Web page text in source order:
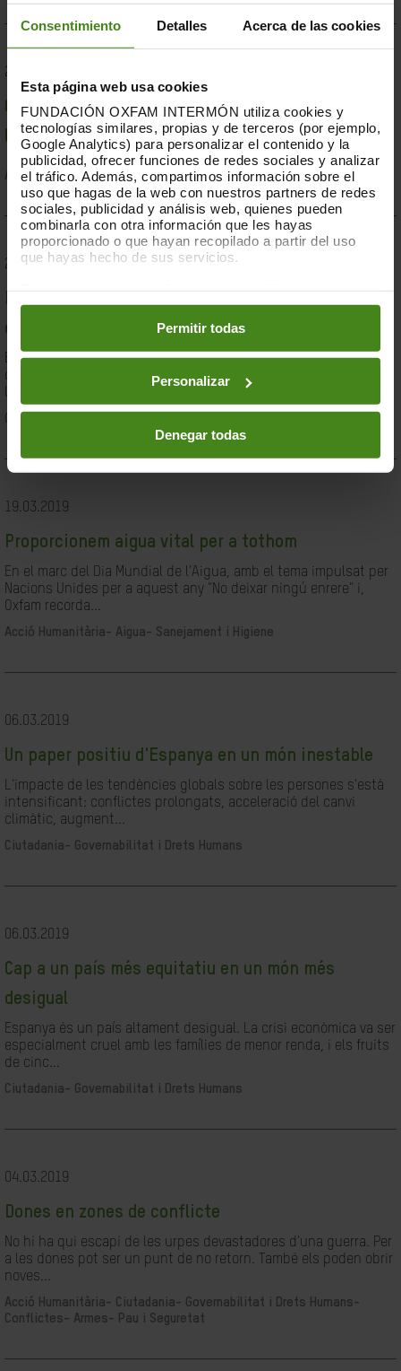
Consentimiento Detalles Acerca de las cookies
Esta página web usa cookies
FUNDACIÓN OXFAM INTERMÓN utiliza cookies y
tecnologías similares, propias y de terceros (por ejemplo,
Google Analytics) para personalizar el contenido y la
publicidad, ofrecer funciones de redes sociales y analizar
el tráfico. Además, compartimos información sobre el
uso que hagas de la web con nuestros partners de redes
sociales, publicidad y análisis web, quienes pueden
combinarla con otra información que les hayas
proporcionado o que hayan recopilado a partir del uso
que hayas hecho de sus servicios.
preferencias accediendo a nuestraPolítica de Cookieso
en los botones facilitados a continuación:
Permitir todas
Personalizar
Denegar todas
23.07.2019
Compromesos o complaents: una resposta fallida a
la crisi per sequera a la Banya d'Àfrica de 2019
Acció Humanitària-Resiliència i Mitjans de Vida
28.03.2019
desigualtat a Espanya
En el marc de la lluita contra la desigualtat, Oxfam Intermón ha
desenvolupat una eina d'anàlisi estructural de les causes de
la...
Ciutadania- Governabilitat i Drets Humans
19.03.2019
Proporcionem aigua vital per a tothom
En el marc del Dia Mundial de l'Aigua, amb el tema impulsat per
Nacions Unides per a aquest any "No deixar ningú enrere" i,
Oxfam recorda...
Acció Humanitària- Aigua- Sanejament i Higiene
06.03.2019
Un paper positiu d'Espanya en un món inestable
L'impacte de les tendències globals sobre les persones s'està
intensificant: conflictes prolongats, acceleració del canvi
climàtic, augment...
Ciutadania- Governabilitat i Drets Humans
06.03.2019
Cap a un país més equitatiu en un món més
desigual
Espanya és un país altament desigual. La crisi econòmica va ser
especialment cruel amb les famílies de menor renda, i els fruits
de cinc...
Ciutadania- Governabilitat i Drets Humans
04.03.2019
Dones en zones de conflicte
No hi ha qui escapi de les urpes devastadores d'una guerra. Per
a les dones pot ser un punt de no retorn. També els poden obrir
noves...
Acció Humanitària-
Ciutadania- Governabilitat i Drets Humans-
Conflictes- Armes- Pau i Seguretat